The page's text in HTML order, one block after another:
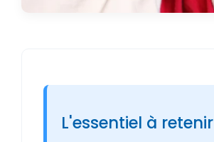
L'essentiel à retenir